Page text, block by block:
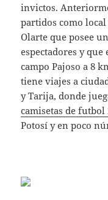
invictos.
partidos como
Olarte que posee
espectadores y
campo Pajoso a 8
tiene viajes a
y Tarija, donde
camisetas de futbol
Potosí y en poco